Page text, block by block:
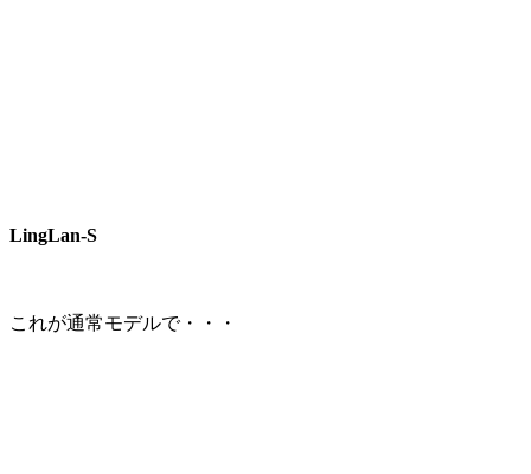
LingLan-S
これが通常モデルで・・・